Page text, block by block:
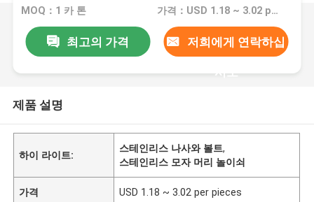
MOQ：1 카 톤 가격：USD 1.18 ~ 3.02 per pieces
최고의 가격 저희에게 연락하십
시오
제품 설명
하이 라이트:
스테인리스 나사와 볼트,
스테인리스 모자 머리 놀이쇠
가격 USD 1.18 ~ 3.02 per pieces